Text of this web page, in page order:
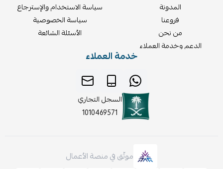
المدونة
فروعنا
من نحن
الدعم وخدمة العملاء
سياسة الاستخدام والإسترجاع
سياسة الخصوصية
الأسئلة الشائعة
خدمة العملاء
السجل التجاري
1010469571
موثّق في منصة الأعمال